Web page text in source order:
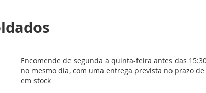
Encomende de segunda a quinta-feira antes das
no mesmo dia, com uma entrega prevista no prazo
em stock